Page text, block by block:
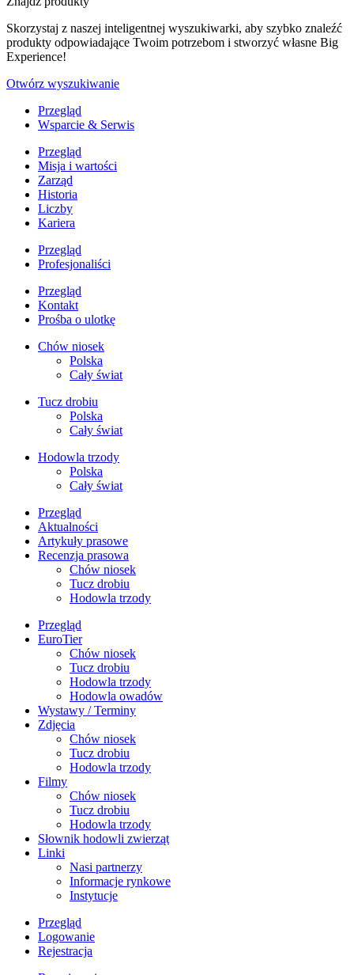
Skorzystaj z naszej inteligentnej wyszukiwarki, aby szybko znaleźć
produkty odpowiadające Twoim potrzebom i stworzyć własne Big
Experience!
Otwórz wyszukiwanie
Przegląd
Wsparcie & Serwis
Przegląd
Misja i wartości
Zarząd
Historia
Liczby
Kariera
Przegląd
Profesjonaliści
Przegląd
Kontakt
Prośba o ulotkę
Chów niosek
Polska
Cały świat
Tucz drobiu
Polska
Cały świat
Hodowla trzody
Polska
Cały świat
Przegląd
Aktualności
Artykuły prasowe
Recenzja prasowa
Chów niosek
Tucz drobiu
Hodowla trzody
Przegląd
EuroTier
Chów niosek
Tucz drobiu
Hodowla trzody
Hodowla owadów
Wystawy / Terminy
Zdjęcia
Chów niosek
Tucz drobiu
Hodowla trzody
Filmy
Chów niosek
Tucz drobiu
Hodowla trzody
Słownik hodowli zwierząt
Linki
Nasi partnerzy
Informacje rynkowe
Instytucje
Przegląd
Logowanie
Rejestracja